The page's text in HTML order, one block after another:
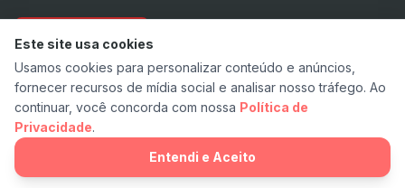
Enviar E-mail
© 2026 Receita.app - Feito com ❤️ e pimenta.
v7.3 Stable
Este site usa cookies
Usamos cookies para personalizar conteúdo e anúncios,
fornecer recursos de mídia social e analisar nosso tráfego. Ao
continuar, você concorda com nossa Política de
Privacidade.
Entendi e Aceito